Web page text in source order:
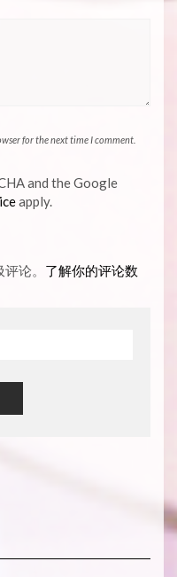
for the next time I comment.
and the Google
apply.
论。 了解你的评论数